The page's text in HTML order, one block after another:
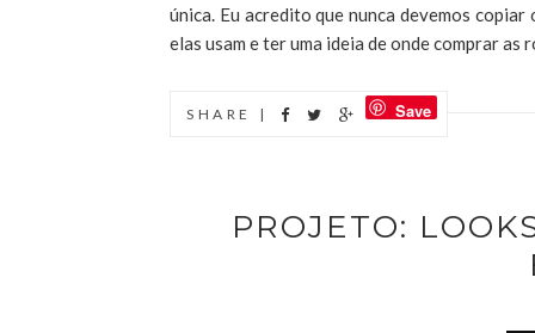
única. Eu acredito que nunca devemos
elas usam e ter uma ideia de onde comprar
SHARE | Save
PROJETO: